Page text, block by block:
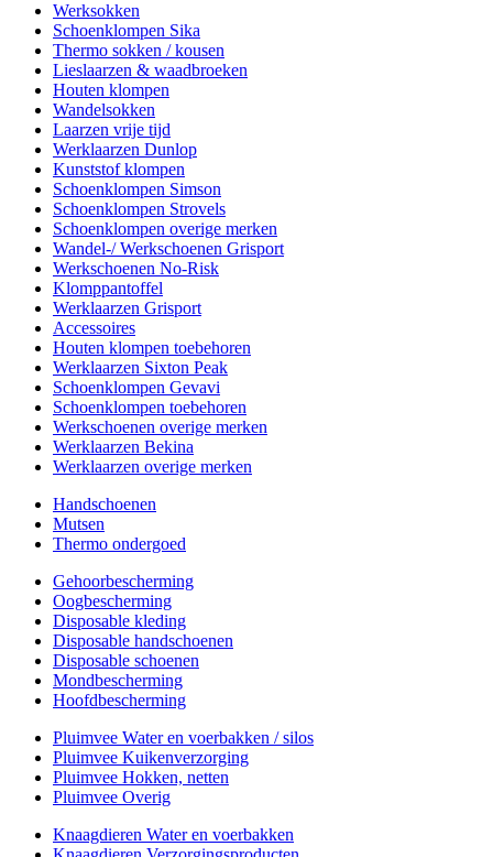
Werksokken
Schoenklompen Sika
Thermo sokken / kousen
Lieslaarzen & waadbroeken
Houten klompen
Wandelsokken
Laarzen vrije tijd
Werklaarzen Dunlop
Kunststof klompen
Schoenklompen Simson
Schoenklompen Strovels
Schoenklompen overige merken
Wandel-/ Werkschoenen Grisport
Werkschoenen No-Risk
Klomppantoffel
Werklaarzen Grisport
Accessoires
Houten klompen toebehoren
Werklaarzen Sixton Peak
Schoenklompen Gevavi
Schoenklompen toebehoren
Werkschoenen overige merken
Werklaarzen Bekina
Werklaarzen overige merken
Handschoenen
Mutsen
Thermo ondergoed
Gehoorbescherming
Oogbescherming
Disposable kleding
Disposable handschoenen
Disposable schoenen
Mondbescherming
Hoofdbescherming
Pluimvee Water en voerbakken / silos
Pluimvee Kuikenverzorging
Pluimvee Hokken, netten
Pluimvee Overig
Knaagdieren Water en voerbakken